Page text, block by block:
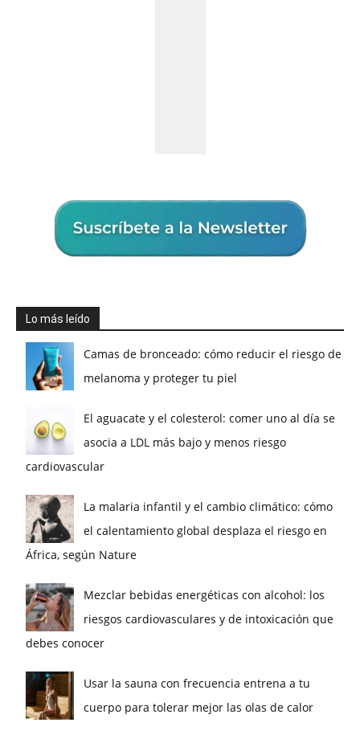
Lo más leído
Camas de bronceado: cómo reducir el riesgo de
melanoma y proteger tu piel
El aguacate y el colesterol: comer uno al día se
asocia a LDL más bajo y menos riesgo
cardiovascular
La malaria infantil y el cambio climático: cómo
el calentamiento global desplaza el riesgo en
África, según Nature
Mezclar bebidas energéticas con alcohol: los
riesgos cardiovasculares y de intoxicación que
debes conocer
Usar la sauna con frecuencia entrena a tu
cuerpo para tolerar mejor las olas de calor